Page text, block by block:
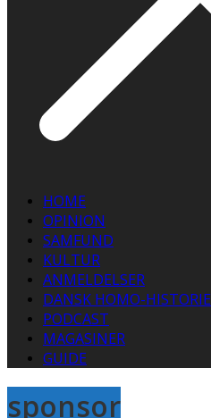
HOME
OPINION
SAMFUND
KULTUR
ANMELDELSER
DANSK HOMO-HISTORIE
PODCAST
MAGASINER
GUIDE
sponsor